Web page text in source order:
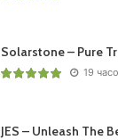
Solarstone – Pure
19
JES – Unleash The